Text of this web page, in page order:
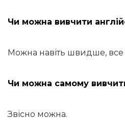
Чи можна вивчити
Можна навіть швидше, все
Чи можна самому
Звісно можна.